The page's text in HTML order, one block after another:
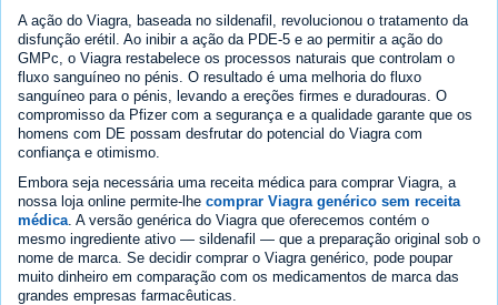
A ação do Viagra, baseada no sildenafil, revolucionou o tratamento da
disfunção erétil. Ao inibir a ação da PDE-5 e ao permitir a ação do
GMPc, o Viagra restabelece os processos naturais que controlam o
fluxo sanguíneo no pénis. O resultado é uma melhoria do fluxo
sanguíneo para o pénis, levando a ereções firmes e duradouras. O
compromisso da Pfizer com a segurança e a qualidade garante que os
homens com DE possam desfrutar do potencial do Viagra com
confiança e otimismo.
Embora seja necessária uma receita médica para comprar Viagra, a
nossa loja online permite-lhe comprar Viagra genérico sem receita
médica . A versão genérica do Viagra que oferecemos contém o
mesmo ingrediente ativo — sildenafil — que a preparação original sob o
nome de marca. Se decidir comprar o Viagra genérico, pode poupar
muito dinheiro em comparação com os medicamentos de marca das
grandes empresas farmacêuticas.